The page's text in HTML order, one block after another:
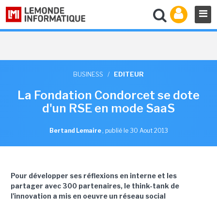
BUSINESS / EDITEUR
La Fondation Condorcet se dote
d'un RSE en mode SaaS
Bertand Lemaire , publié le 30 Aout 2013
Pour développer ses réflexions en interne et les
partager avec 300 partenaires, le think-tank de
l'innovation a mis en oeuvre un réseau social